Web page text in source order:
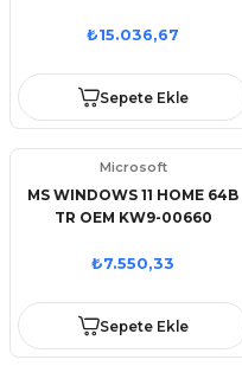
₺15.036,67
Sepete Ekle
Microsoft
MS WINDOWS 11 HOME 64B
TR OEM KW9-00660
₺7.550,33
Sepete Ekle